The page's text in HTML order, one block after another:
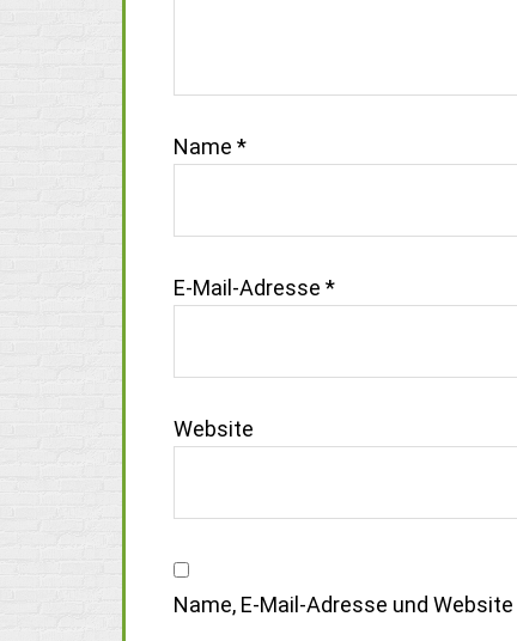
Name *
E-Mail-Adresse *
Website
Name, E-Mail-Adresse und